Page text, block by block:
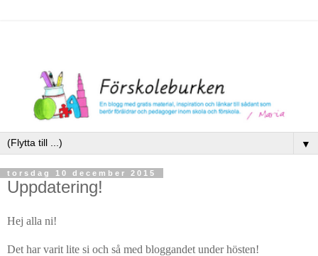
▼
torsdag 10 december 2015
Uppdatering!
Hej alla ni!
Det har varit lite si och så med bloggandet under hösten!